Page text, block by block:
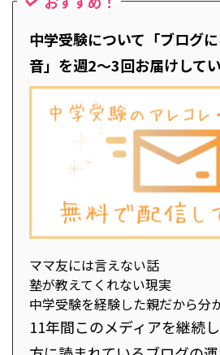
中学受験について「ブログ
音」を週2～3回お届けして
ママ友には言えない話
塾が教えてくれない現実
中学受験を経験した親だから分
11年間このメディアを継続